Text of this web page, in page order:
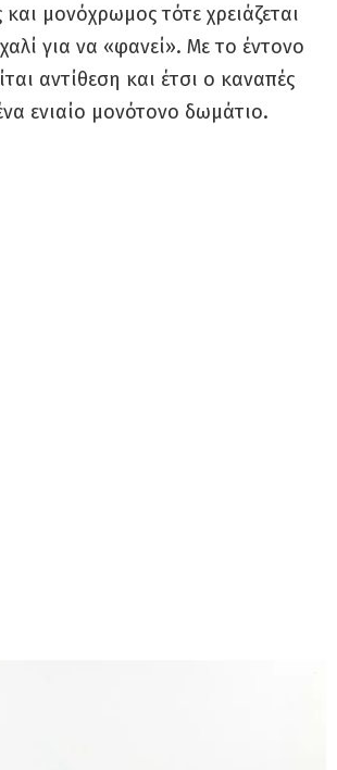
και μονόχρωμος τότε χρειάζεται
για να «φανεί». Με το έντονο
αντίθεση και έτσι ο καναπές
ενιαίο μονότονο δωμάτιο.